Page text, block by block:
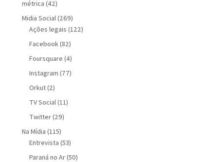
métrica (42)
Midia Social (269)
Ações legais (122)
Facebook (82)
Foursquare (4)
Instagram (77)
Orkut(2)
TV Social (11)
Twitter(29)
Na Mídia (115)
Entrevista (53)
Paraná no Ar(50)